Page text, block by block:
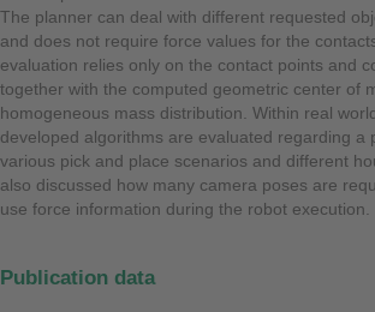
The planner can deal with different requested
and does not require force values for the
evaluation relies only on the contact points and
together with the computed geometric center of
homogeneous mass distribution. Within real
developed algorithms are evaluated regarding a
various pick and place scenarios and different
also discussed how many camera poses are
use force information during the robot execution.
Publication data